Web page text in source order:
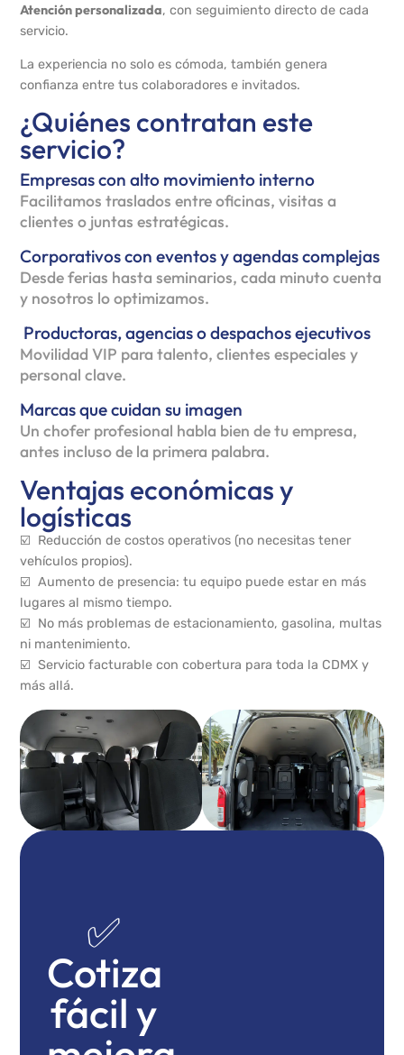
Atención personalizada, con seguimiento directo de cada
servicio.
La experiencia no solo es cómoda, también genera
confianza entre tus colaboradores e invitados.
¿Quiénes contratan este
servicio?
Empresas con alto movimiento interno
Facilitamos traslados entre oficinas, visitas a
clientes o juntas estratégicas.
Corporativos con eventos y agendas complejas
Desde ferias hasta seminarios, cada minuto cuenta
y nosotros lo optimizamos.
Productoras, agencias o despachos ejecutivos
Movilidad VIP para talento, clientes especiales y
personal clave.
Marcas que cuidan su imagen
Un chofer profesional habla bien de tu empresa,
antes incluso de la primera palabra.
Ventajas económicas y
logísticas
☑️ Reducción de costos operativos (no necesitas tener
vehículos propios).
☑️ Aumento de presencia: tu equipo puede estar en más
lugares al mismo tiempo.
☑️ No más problemas de estacionamiento, gasolina, multas
ni mantenimiento.
☑️ Servicio facturable con cobertura para toda la CDMX y
más allá.
✅
Cotiza
fácil y